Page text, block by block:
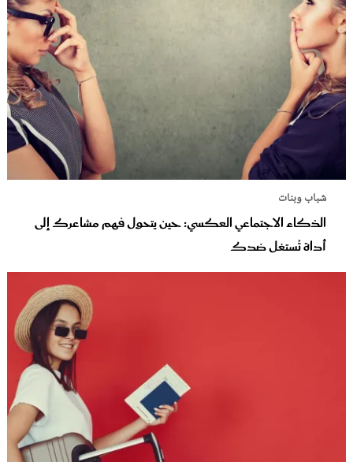
شباب وبنات
الذكاء الاجتماعي العكسي: حين يتحول فهم مشاعرك إلى
أداة تُستغل ضدك